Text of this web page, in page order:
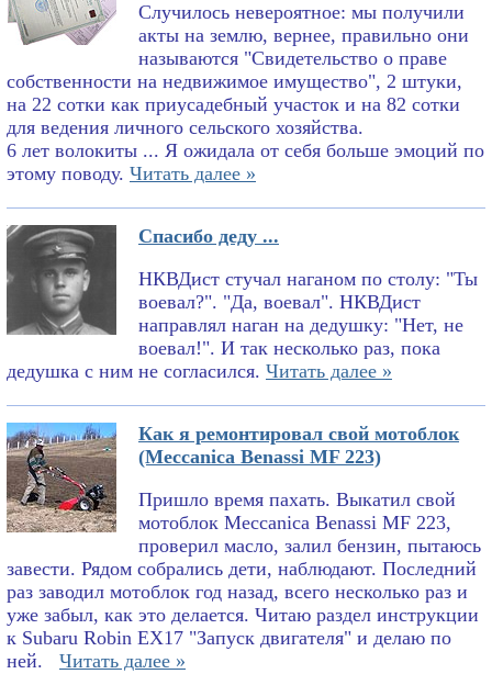
Случилось невероятное: мы получили
акты на землю, вернее, правильно они
называются "Свидетельство о праве
собственности на недвижимое имущество", 2 штуки,
на 22 сотки как приусадебный участок и на 82 сотки
для ведения личного сельского хозяйства.
6 лет волокиты ... Я ожидала от себя больше эмоций по
этому поводу. Читать далее »
Спасибо деду ...
НКВДист стучал наганом по столу: "Ты
воевал?". "Да, воевал". НКВДист
направлял наган на дедушку: "Нет, не
воевал!". И так несколько раз, пока
дедушка с ним не согласился. Читать далее »
Как я ремонтировал свой мотоблок
(Meccanica Benassi MF 223)
Пришло время пахать. Выкатил свой
мотоблок Meccanica Benassi MF 223,
проверил масло, залил бензин, пытаюсь
завести. Рядом собрались дети, наблюдают. Последний
раз заводил мотоблок год назад, всего несколько раз и
уже забыл, как это делается. Читаю раздел инструкции
к Subaru Robin EX17 "Запуск двигателя" и делаю по
ней.
Читать далее »